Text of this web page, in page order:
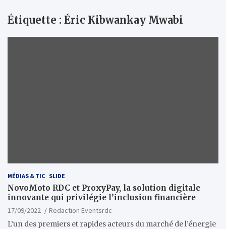
Étiquette : Éric Kibwankay Mwabi
MÉDIAS & TIC SLIDE
NovoMoto RDC et ProxyPay, la solution digitale
innovante qui privilégie l’inclusion financière
17/09/2022
Redaction Eventsrdc
L’un des premiers et rapides acteurs du marché de l’énergie